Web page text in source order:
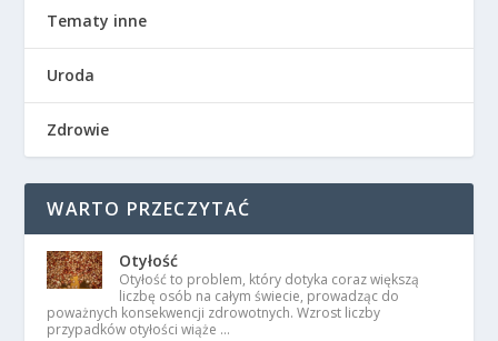
Tematy inne
Uroda
Zdrowie
WARTO PRZECZYTAĆ
Otyłość
Otyłość to problem, który dotyka coraz większą
liczbę osób na całym świecie, prowadząc do
poważnych konsekwencji zdrowotnych. Wzrost liczby
przypadków otyłości wiąże …